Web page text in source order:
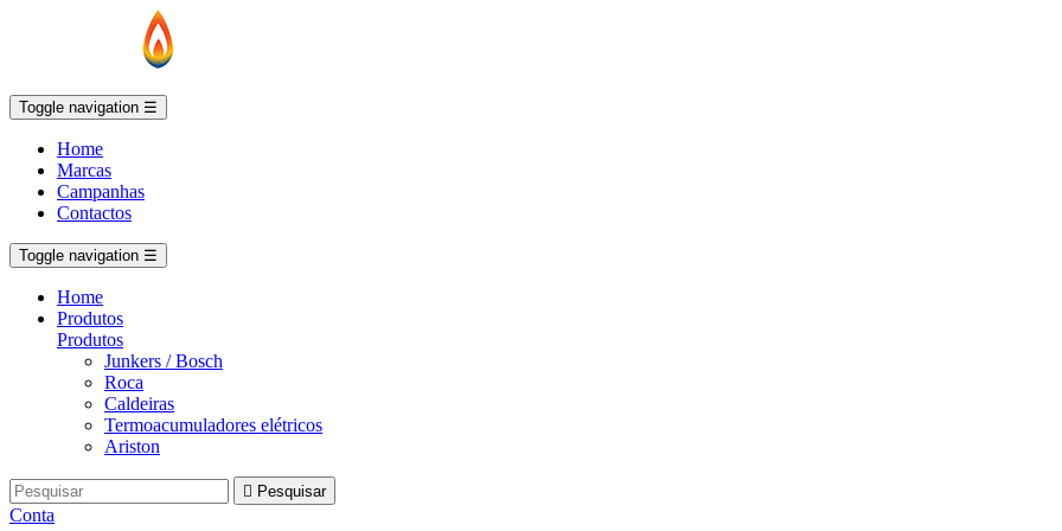
Toggle navigation ☰
Home
Marcas
Campanhas
Contactos
Toggle navigation ☰
Home
Produtos
Produtos
Junkers / Bosch
Roca
Caldeiras
Termoacumuladores elétricos
Ariston
 Pesquisar
Conta